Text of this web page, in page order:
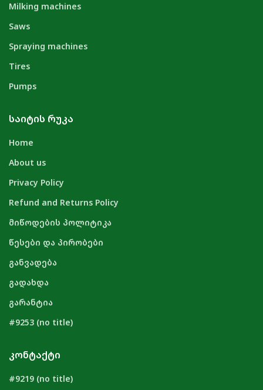
Milking machines
Saws
Spraying machines
Tires
Pumps
ᲡᲐᲘᲢᲘᲡ ᲠᲣᲙᲐ
Home
About us
Privacy Policy
Refund and Returns Policy
მიწოდების პოლიტიკა
წესები და პირობები
განვადება
გადახდა
გარანტია
#9253 (no title)
ᲙᲝᲜᲢᲐᲥᲢᲘ
#9219 (no title)